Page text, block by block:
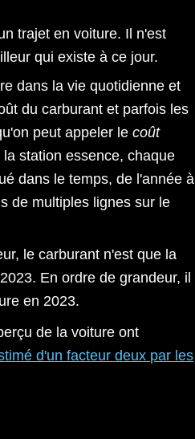
trajet en voiture. Il n'est
qui existe à ce jour.
dans la vie quotidienne et
du carburant et parfois les
peut appeler le coût
station essence, chaque
dans le temps, de l'année à
de multiples lignes sur le
le carburant n'est que la
En ordre de grandeur, il
en 2023.
de la voiture ont
d'un facteur deux par les